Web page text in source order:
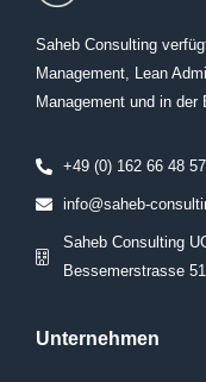
Saheb Consulting
Management, Lean
Management und in der
+49 (0) 162 66 48
info@saheb-
Saheb Consulting
Bessemerstrasse
Unternehmen